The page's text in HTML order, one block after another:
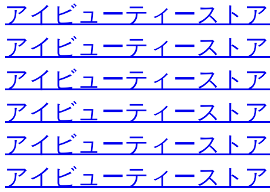
アイビューティースト
アイビューティースト
アイビューティースト
アイビューティースト
アイビューティースト
アイビューティースト